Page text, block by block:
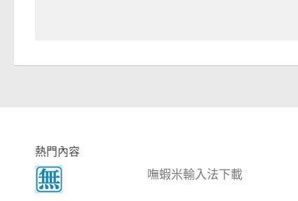
熱門內容
嘸蝦米輸入法下載